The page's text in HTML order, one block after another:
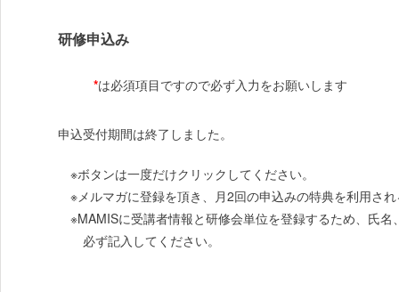
研修申込み
*は必須項目ですので必ず入力をお願いします
申込受付期間は終了しました。
※ボタンは一度だけクリックしてください。
※メルマガに登録を頂き、月2回の申込みの特典を利用さ
※MAMISに受講者情報と研修会単位を登録するため、氏
必ず記入してください。